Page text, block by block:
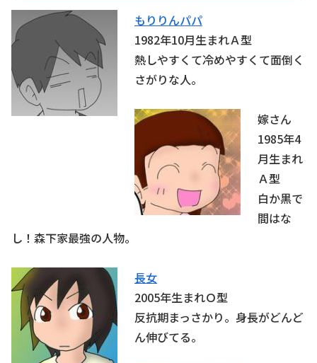
もりりんパパ
1982年10月生まれＡ型
熱しやすくて冷めやすくて面倒く
さがりな人。
嫁さん
1985年4
月生まれ
Ａ型
白か黒で
間はな
し！森下家最強の人物。
長女
2005年生まれＯ型
反抗期まっさかり。身長がどんど
ん伸びてる。